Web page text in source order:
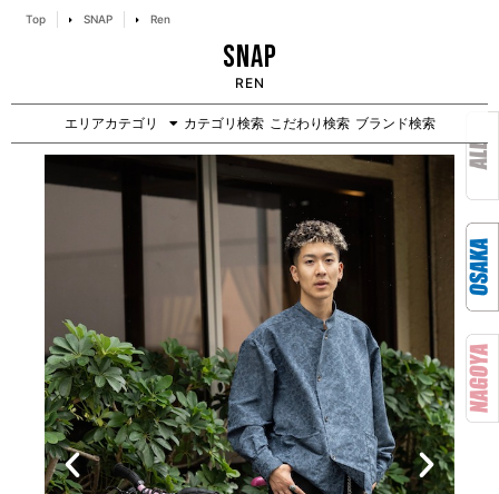
Top SNAP Ren
SNAP
REN
エリアカテゴリ カテゴリ検索 こだわり検索 ブランド検索